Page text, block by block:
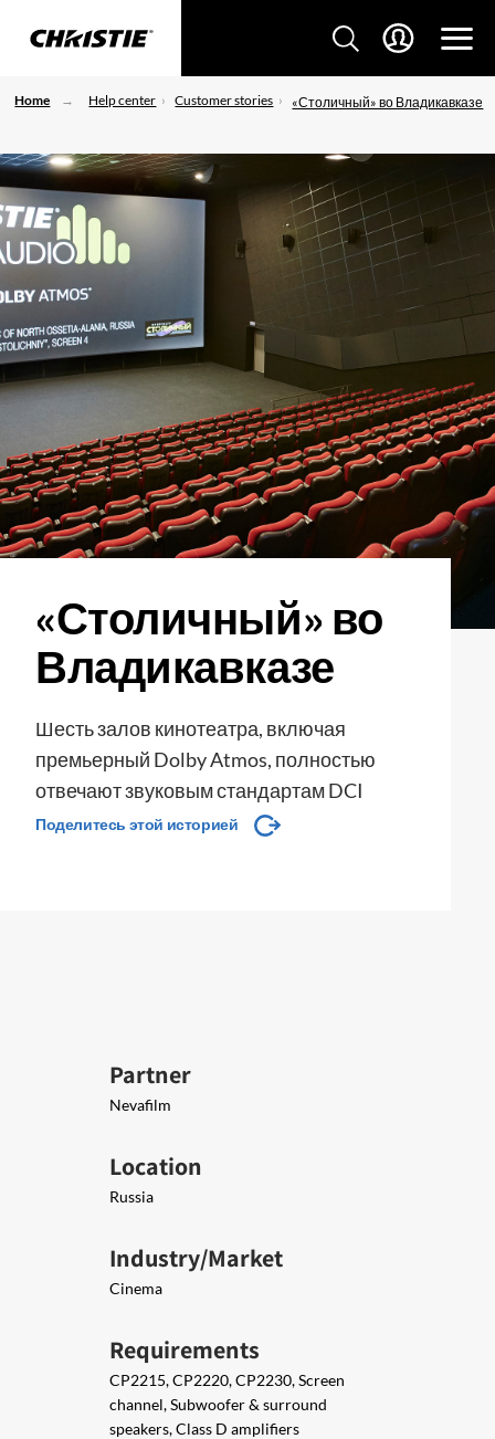
Home Help center Customer stories «Столичный» во Владикавказе
«Столичный» во
Владикавказе
Шесть залов кинотеатра, включая
премьерный Dolby Atmos, полностью
отвечают звуковым стандартам DCI
Поделитесь этой историей
Partner
Nevafilm
Location
Russia
Industry/Market
Cinema
Requirements
CP2215, CP2220, CP2230, Screen
channel, Subwoofer & surround
speakers, Class D amplifiers